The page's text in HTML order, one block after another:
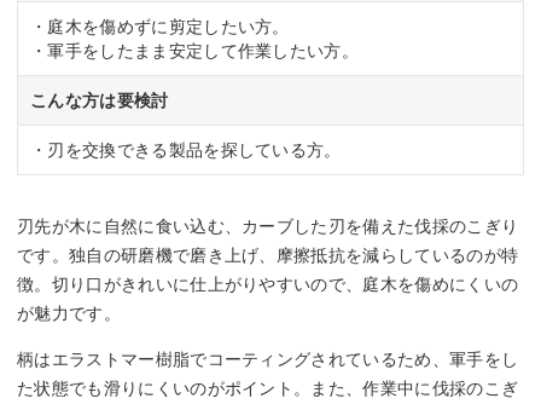
・庭木を傷めずに剪定したい方。
・軍手をしたまま安定して作業したい方。
こんな方は要検討
・刃を交換できる製品を探している方。
刃先が木に自然に食い込む、カーブした刃を備えた伐採のこぎり
です。独自の研磨機で磨き上げ、摩擦抵抗を減らしているのが特
徴。切り口がきれいに仕上がりやすいので、庭木を傷めにくいの
が魅力です。
柄はエラストマー樹脂でコーティングされているため、軍手をし
た状態でも滑りにくいのがポイント。また、作業中に伐採のこぎ